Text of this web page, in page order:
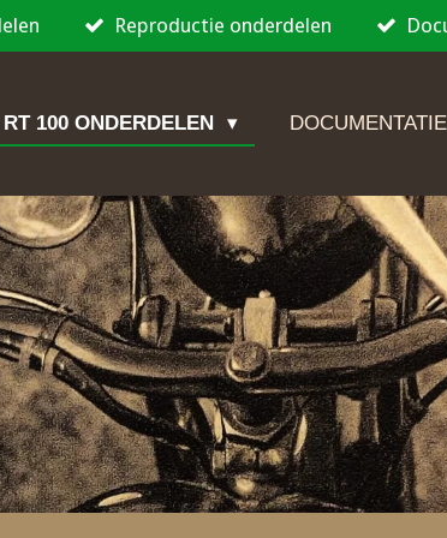
Reproductie onderdelen
100 ONDERDELEN DOCUMENTATIE